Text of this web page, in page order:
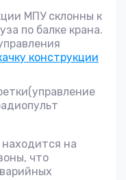
МПУ склонны к
по балке крана.
конструкции
на
что